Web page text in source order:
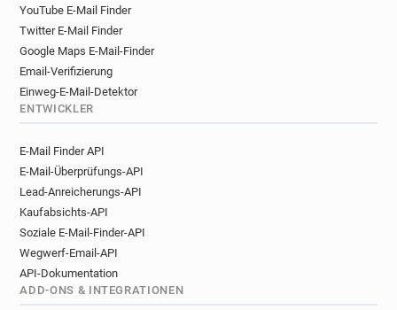
YouTube E-Mail Finder
Twitter E-Mail Finder
Google Maps E-Mail-Finder
Email-Verifizierung
Einweg-E-Mail-Detektor
ENTWICKLER
E-Mail Finder API
E-Mail-Überprüfungs-API
Lead-Anreicherungs-API
Kaufabsichts-API
Soziale E-Mail-Finder-API
Wegwerf-Email-API
API-Dokumentation
ADD-ONS & INTEGRATIONEN